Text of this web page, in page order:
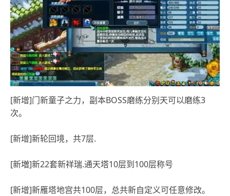
[新增]门新童子之力，副本BOSS磨练分别天可以磨练3
次。
[新增]新轮回境，共7层.
[新増]新22套新祥瑞.通天塔10层到100层称号
[新增]新雁塔地宫共100层，总共新自定义可任意修改。